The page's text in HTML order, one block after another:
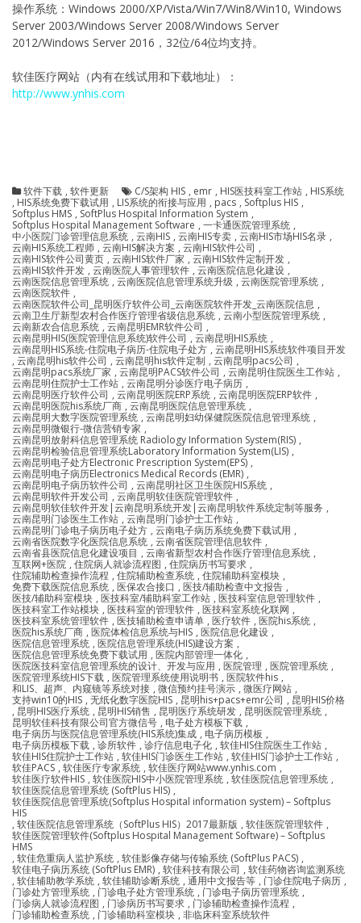
操作系统：Windows 2000/XP/Vista/Win7/Win8/Win10, Windows
Server 2003/Windows Server 2008/Windows Server
2012/Windows Server 2016，32位/64位均支持。
软佳医疗网站（内有在线试用和下载地址）：
http://www.ynhis.com
软件下载 , 软件更新 C/S架构 HIS , emr , HIS医技科室工作站 , HIS系统
, HIS系统免费下载试用 , LIS系统的衔接与应用 , pacs , Softplus HIS ,
Softplus HMS , SoftPlus Hospital Information System ,
Softplus Hospital Management Software , 一卡通医院管理系统 ,
中小医院门诊管理信息系统 , 云南HIS , 云南HIS专卖 , 云南HIS市场HIS名录 ,
云南HIS系统工程师 , 云南HIS解决方案 , 云南HIS软件公司 ,
云南HIS软件公司黄页 , 云南HIS软件厂家 , 云南HIS软件定制开发 ,
云南HIS软件开发 , 云南医院人事管理软件 , 云南医院信息化建设 ,
云南医院信息管理系统 , 云南医院信息管理系统升级 , 云南医院管理系统 ,
云南医院软件 ,
云南医院软件公司_昆明医疗软件公司_云南医院软件开发_云南医院信息 ,
云南卫生厅新型农村合作医疗管理省级信息系统 , 云南小型医院管理系统 ,
云南新农合信息系统 , 云南昆明EMR软件公司 ,
云南昆明HIS(医院管理信息系统)软件公司 , 云南昆明HIS系统 ,
云南昆明HIS系统-住院电子病历-住院电子处方 , 云南昆明HIS系统软件项目开发
, 云南昆明his软件公司 , 云南昆明his软件定制 , 云南昆明pacs公司 ,
云南昆明pacs系统厂家 , 云南昆明PACS软件公司 , 云南昆明住院医生工作站 ,
云南昆明住院护士工作站 , 云南昆明分诊医疗电子病历 ,
云南昆明医疗软件公司 , 云南昆明医院ERP系统 , 云南昆明医院ERP软件 ,
云南昆明医院his系统厂商 , 云南昆明医院信息管理系统 ,
云南昆明大数字医院管理系统 , 云南昆明妇幼保健院医院信息管理系统 ,
云南昆明微银行-微信营销专家 ,
云南昆明放射科信息管理系统 Radiology Information System(RIS) ,
云南昆明检验信息管理系统Laboratory Information System(LIS) ,
云南昆明电子处方Electronic Prescription System(EPS) ,
云南昆明电子病历Electronics Medical Records (EMR) ,
云南昆明电子病历软件公司 , 云南昆明社区卫生医院HIS系统 ,
云南昆明软件开发公司 , 云南昆明软佳医院管理软件 ,
云南昆明软佳软件开发|云南昆明系统开发|云南昆明软件系统定制等服务 ,
云南昆明门诊医生工作站 , 云南昆明门诊护士工作站 ,
云南昆明门诊电子病历电子处方 , 云南电子病历系统免费下载试用 ,
云南省医院数字化医院信息系统 , 云南省医院管理信息软件 ,
云南省县医院信息化建设项目 , 云南省新型农村合作医疗管理信息系统 ,
互联网+医院 , 住院病人就诊流程图 , 住院病历书写要求 ,
住院辅助检查操作流程 , 住院辅助检查系统 , 住院辅助科室模块 ,
免费下载医院信息系统 , 医保农合接口 , 医技/辅助检查中文报告 ,
医技/辅助科室模块 , 医技科室/辅助科室工作站 , 医技科室信息管理软件 ,
医技科室工作站模块 , 医技科室的管理软件 , 医技科室系统化联网 ,
医技科室系统管理软件 , 医技辅助检查申请单 , 医疗软件 , 医院his系统 ,
医院his系统厂商 , 医院体检信息系统与HIS , 医院信息化建设 ,
医院信息管理系统 , 医院信息管理系统(HIS)建设方案 ,
医院信息管理系统免费下载试用 , 医院内部管理一体化 ,
医院医技科室信息管理系统的设计、开发与应用 , 医院管理 , 医院管理系统 ,
医院管理系统HIS下载 , 医院管理系统使用说明书 , 医院软件his ,
和LIS、超声、内窥镜等系统对接 , 微信预约挂号演示 , 微医疗网站 ,
支持win10的HIS , 无纸化数字医院HIS , 昆明his+pacs+emr公司 , 昆明HIS价格
, 昆明HIS医疗系统 , 昆明HIS销售 , 昆明医疗系统研发 , 昆明医院管理系统 ,
昆明软佳科技有限公司官方微信号 , 电子处方模板下载 ,
电子病历与医院信息管理系统(HIS系统)集成 , 电子病历模板 ,
电子病历模板下载 , 诊所软件 , 诊疗信息电子化 , 软佳HIS住院医生工作站 ,
软佳HIS住院护士工作站 , 软佳HIS门诊医生工作站 , 软佳HIS门诊护士工作站 ,
软佳PACS , 软佳医疗专家系统 , 软佳医疗网站www.ynhis.com ,
软佳医疗软件HIS , 软佳医院HIS中小医院管理系统 , 软佳医院信息管理系统 ,
软佳医院信息管理系统 (SoftPlus HIS) ,
软佳医院信息管理系统(Softplus Hospital information system) – Softplus
HIS
, 软佳医院信息管理系统（SoftPlus HIS）2017最新版 , 软佳医院管理软件 ,
软佳医院管理软件(Softplus Hospital Management Software) – Softplus
HMS
, 软佳危重病人监护系统 , 软佳影像存储与传输系统 (SoftPlus PACS) ,
软佳电子病历系统 (SoftPlus EMR) , 软佳科技有限公司 , 软佳药物咨询监测系统
, 软佳辅助教学系统 , 软佳辅助诊断系统 , 通用中文报告等 , 门诊住院电子病历 ,
门诊处方管理系统 , 门诊电子处方管理系统 , 门诊电子病历管理系统 ,
门诊病人就诊流程图 , 门诊病历书写要求 , 门诊辅助检查操作流程 ,
门诊辅助检查系统 , 门诊辅助科室模块 , 非临床科室系统软件